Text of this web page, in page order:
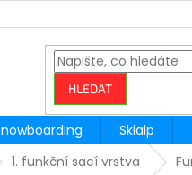
HLEDAT
Skialp
1. funkční sací vrstva